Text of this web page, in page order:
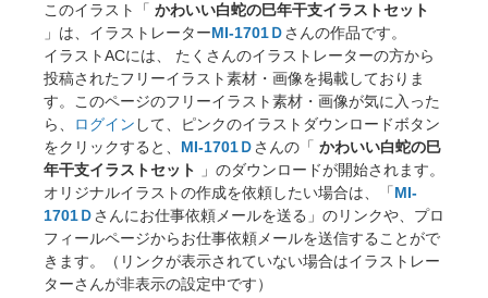
このイラスト「 かわいい白蛇の巳年干支イラストセット
」は、イラストレーターMI-1701Ｄさんの作品です。
イラストACには、 たくさんのイラストレーターの方から
投稿されたフリーイラスト素材・画像を掲載しておりま
す。このページのフリーイラスト素材・画像が気に入った
ら、
ログイン して、ピンクのイラストダウンロードボタン
をクリックすると、 MI-1701Ｄさんの「 かわいい白蛇の巳
年干支イラストセット
」のダウンロードが開始されます。
オリジナルイラストの作成を依頼したい場合は、「MI-
1701Ｄさんにお仕事依頼メールを送る」のリンクや、プロ
フィールページからお仕事依頼メールを送信することがで
きます。（リンクが表示されていない場合はイラストレー
ターさんが非表示の設定中です）